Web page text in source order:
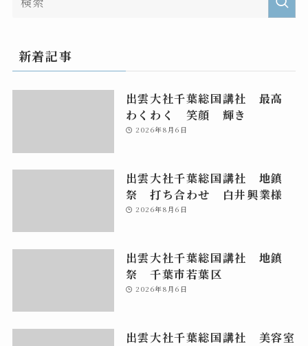
新着記事
出雲大社千葉総国講社 最高
わくわく 笑顔 輝き
2026年8月6日
出雲大社千葉総国講社 地鎮
祭 打ち合わせ 白井興業様
2026年8月6日
出雲大社千葉総国講社 地鎮
祭 千葉市若葉区
2026年8月6日
出雲大社千葉総国講社 美容室